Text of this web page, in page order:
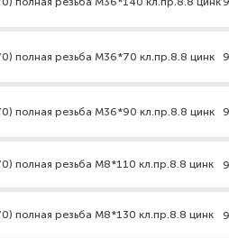
полная резьба М36*70 кл.пр.8.8 цинк
полная резьба М36*90 кл.пр.8.8 цинк
полная резьба М8*110 кл.пр.8.8 цинк
полная резьба М8*130 кл.пр.8.8 цинк